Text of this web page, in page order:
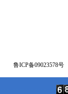
鲁ICP备09023578号